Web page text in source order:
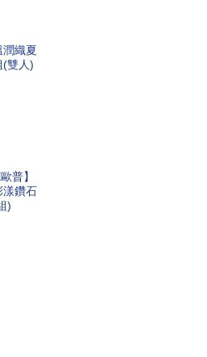
潤織夏
(雙人)
普】
漾鑽石
)